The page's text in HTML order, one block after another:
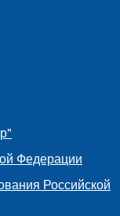
Федерации
Российской